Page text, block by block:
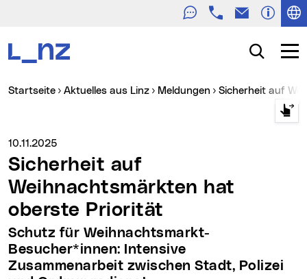
TelefonE-Mail
Suche
Sie sind hier:
Startseite Aktuelles aus Linz Meldungen Sicherheit auf
Medienservice vom:
10.11.2025
Sicherheit auf
Weihnachtsmärkten hat
oberste Priorität
Schutz für Weihnachtsmarkt-
Besucher*innen: Intensive
Zusammenarbeit zwischen Stadt, Polizei